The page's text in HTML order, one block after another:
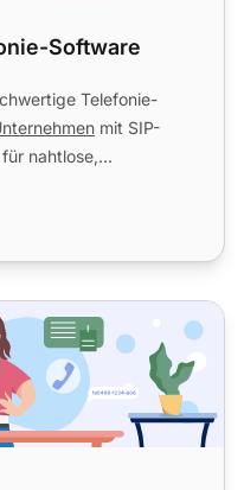
Software
Telefonie-
mit SIP-
nahtlose,
Integrationen